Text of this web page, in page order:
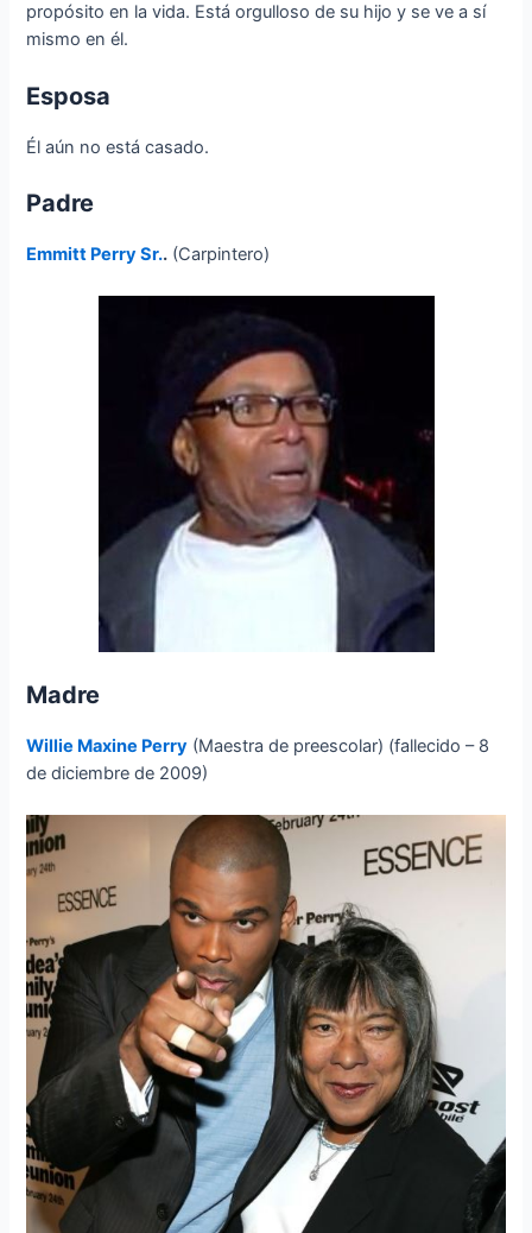
propósito en la vida. Está orgulloso de su hijo y se ve a sí
mismo en él.
Esposa
Él aún no está casado.
Padre
Emmitt Perry Sr.. (Carpintero)
Madre
Willie Maxine Perry (Maestra de preescolar) (fallecido – 8
de diciembre de 2009)